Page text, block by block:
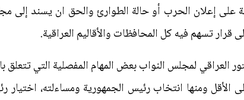
على إعلان الحرب أو حالة الطوارئ والحق ان يسند
قرار تسهم فيه كل المحافظات والأقاليم العراقية.
العراقي لمجلس النواب بعض المهام المفصلية التي تتعلق
الأقل ومنها انتخاب رئيس الجمهورية ومساءلته،